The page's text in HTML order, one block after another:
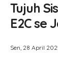
Tujuh
E2C se
Sen, 28 April